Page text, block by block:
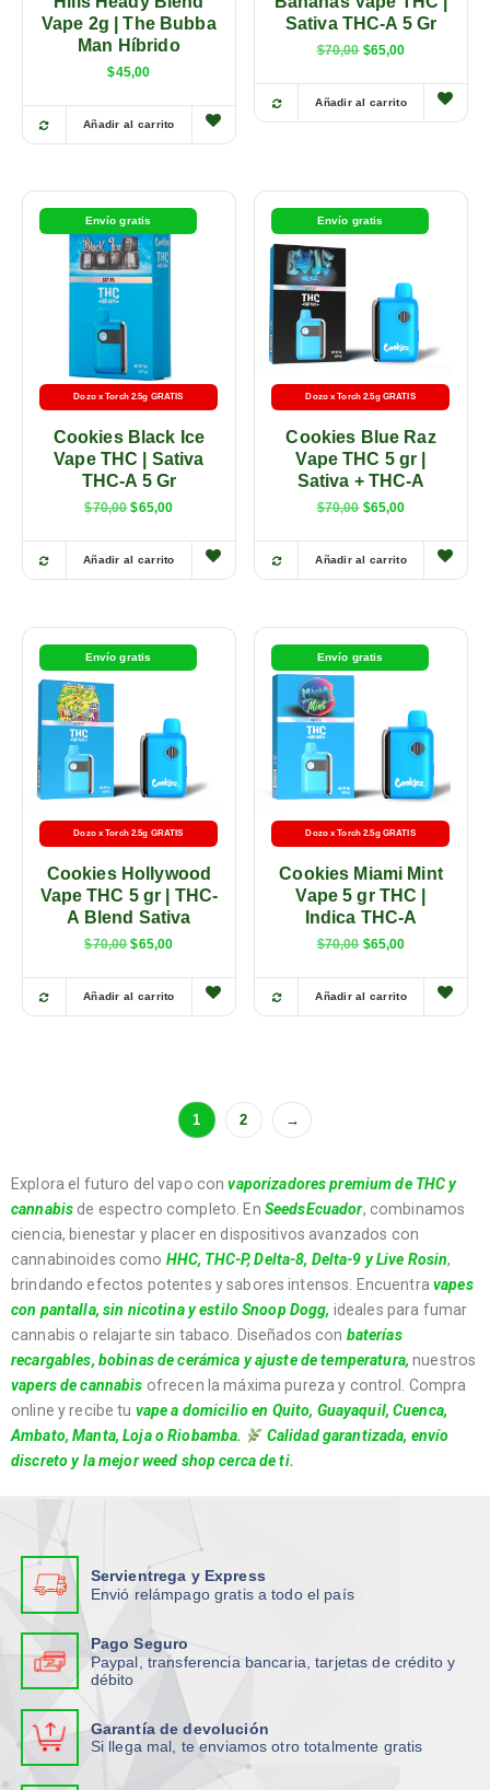
Vape 2g | The Bubba
Man Híbrido
$45,00
Añadir al carrito
Sativa THC-A 5 Gr
$70,00 $65,00
Añadir al carrito
Envío gratis
Dozo x Torch 2.5g GRATIS
Cookies Black Ice
Vape THC | Sativa
THC-A 5 Gr
$70,00 $65,00
Añadir al carrito
Envío gratis
Dozo x Torch 2.5g GRATIS
Cookies Blue Raz
Vape THC 5 gr |
Sativa + THC-A
$70,00 $65,00
Añadir al carrito
Envío gratis
Dozo x Torch 2.5g GRATIS
Cookies Hollywood
Vape THC 5 gr | THC-
A Blend Sativa
$70,00 $65,00
Añadir al carrito
Envío gratis
Dozo x Torch 2.5g GRATIS
Cookies Miami Mint
Vape 5 gr THC |
Indica THC-A
$70,00 $65,00
Añadir al carrito
1 2 →
Explora el futuro del vapo convaporizadores premium de THC y
cannabis de espectro completo. En SeedsEcuador, combinamos
ciencia, bienestar y placer en dispositivos avanzados con
cannabinoides como HHC, THC-P, Delta-8, Delta-9 y Live Rosin,
brindando efectos potentes y sabores intensos. Encuentravapes
con pantalla, sin nicotina y estilo Snoop Dogg, ideales para fumar
cannabis o relajarte sin tabaco. Diseñados con baterías
recargables, bobinas de cerámica y ajuste de temperatura, nuestros
vapers de cannabis ofrecen la máxima pureza y control. Compra
online y recibe tu vape a domicilioen Quito, Guayaquil, Cuenca,
Ambato, Manta, Loja o Riobamba.
Calidad garantizada, envío
discreto y la mejor weed shop cerca de ti.
Servientrega y Express
Envió relámpago gratis a todo el país
Pago Seguro
Paypal, transferencia bancaria, tarjetas de crédito y
débito
Garantía de devolución
Si llega mal, te enviamos otro totalmente gratis